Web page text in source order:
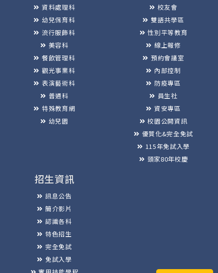
資料處理科
幼兒保育科
流行服飾科
美容科
餐飲管理科
觀光事業科
表演藝術科
普通科
特殊教育網
幼兒園
校友會
雙語共學區
性別平等教育
線上報修
預約會議室
內部控制
防疫專區
員生社
資安專區
校園公開資訊
優質化&完全免試
115年免試入學
頭家80年校慶
招生資訊
訊息公告
簡介影片
認識各科
特色招生
完全免試
免試入學